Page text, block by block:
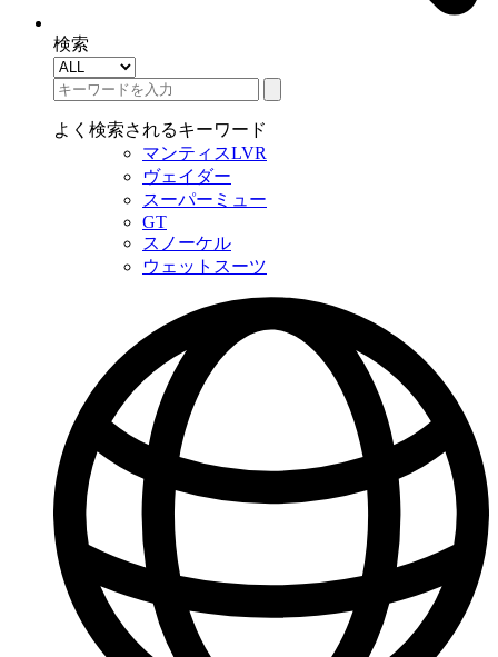
検索
よく検索されるキーワード
マンティスLVR
ヴェイダー
スーパーミュー
GT
スノーケル
ウェットスーツ